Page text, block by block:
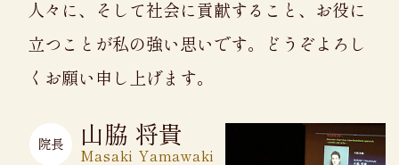
人々に、そして社会に貢献すること、お役に
立つことが私の強い思いです。どうぞよろし
くお願い申し上げます。
院長 山脇 将貴
Masaki Yamawaki